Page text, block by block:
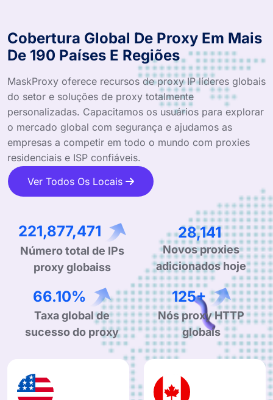
Cobertura Global De Proxy Em Mais
De 190 Países E Regiões
MaskProxy oferece recursos de proxy IP líderes globais
do setor e soluções de proxy totalmente
personalizadas. Capacitamos os usuários para explorar
o mercado global com segurança e ajudamos as
empresas a competir em todo o mundo com proxies
residenciais e ISP confiáveis.
Ver Todos Os Locais
333,006,497
Número total de IPs
42,236
Novos proxies
adicionados hoje
99.90%
Taxa global de
sucesso do proxy
190+
Nós proxy HTTP
globais